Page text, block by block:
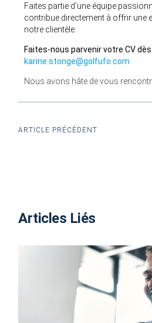
Faites partie d’une équipe
contribue directement à offrir une
notre clientèle.
Faites-nous parvenir votre CV dès
karine.stonge@golfufo.com
Nous avons hâte de vous
ARTICLE PRÉCÉDENT
Articles Liés